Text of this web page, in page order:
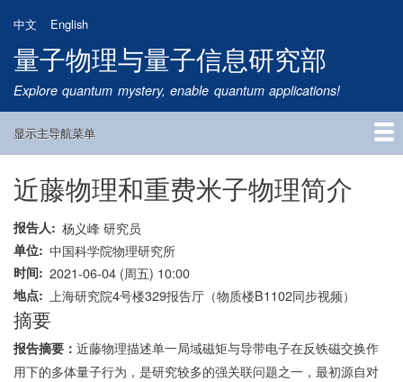
到
主
要
内
中文 English
量子物理与量子信息研究部
Explore quantum mystery, enable quantum applications!
Main
显示主导航菜单
首页
研究方向
量子卫星
团队成员
新闻动态
研究进展
学术报告
论文发表
公告通知
招生信息
相关链接
近藤物理和重费米子物理简介
报告人 杨义峰 研究员
单位 中国科学院物理研究所
时间 2021-06-04 (周五) 10:00
地点 上海研究院4号楼329报告厅（物质楼B1102同步视频）
摘要
报告摘要： 近藤物理描述单一局域磁矩与导带电子在反铁磁交换作
用下的多体量子行为，是研究较多的强关联问题之一，最初源自对